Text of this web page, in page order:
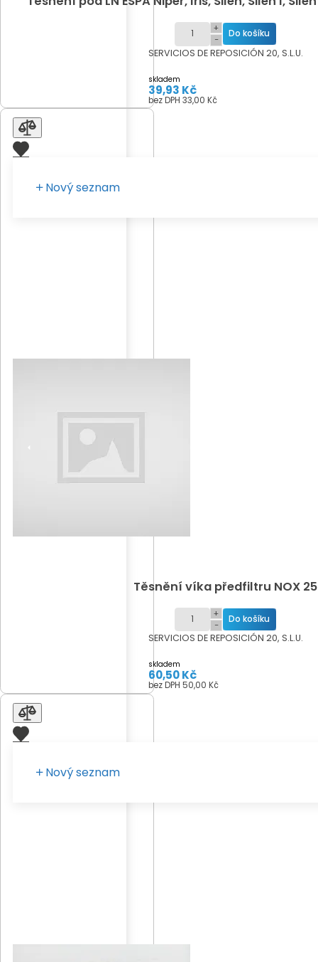
+
−
SERVICIOS DE REPOSICIÓN 20, S.L.U.
skladem
39,93 Kč
bez DPH 33,00 Kč
Nový seznam
Těsnění víka předfiltru NOX 25
+
−
SERVICIOS DE REPOSICIÓN 20, S.L.U.
skladem
60,50 Kč
bez DPH 50,00 Kč
Nový seznam
Zadejte vaše pojmenování seznamu